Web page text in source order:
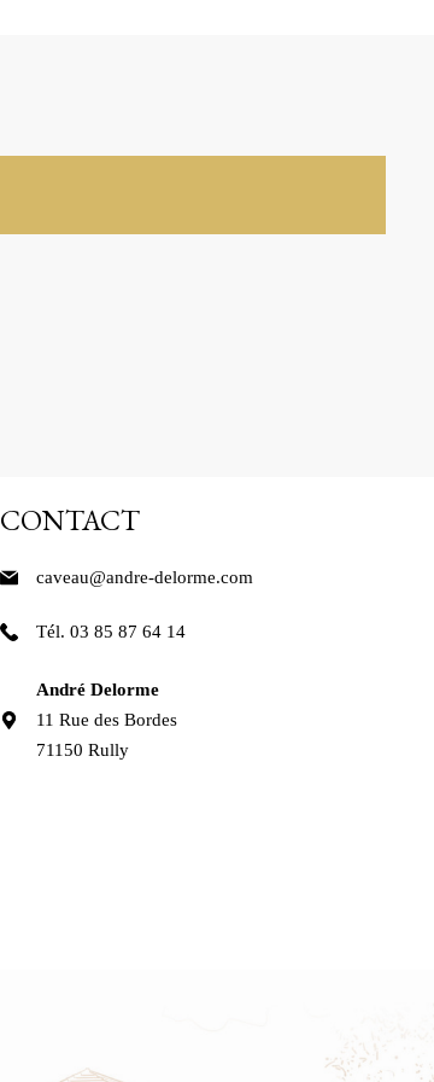
CONTACT
caveau@andre-delorme.com
Tél. 03 85 87 64 14
André Delorme
11 Rue des Bordes
71150 Rully